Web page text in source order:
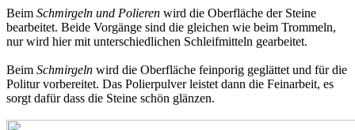
Beim Schmirgeln und Polieren wird die Oberfläche der Steine
bearbeitet. Beide Vorgänge sind die gleichen wie beim Trommeln,
nur wird hier mit unterschiedlichen Schleifmitteln gearbeitet.
Beim Schmirgeln wird die Oberfläche feinporig geglättet und für die
Politur vorbereitet. Das Polierpulver leistet dann die Feinarbeit, es
sorgt dafür dass die Steine schön glänzen.